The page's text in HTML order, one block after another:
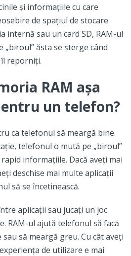
și informațiile cu care
de spațiul de stocare
internă sau un card SD, RAM-ul
„biroul” ăsta se șterge când
reporniți.
RAM așa
un telefon?
ca telefonul să meargă bine.
telefonul o mută pe „biroul”
informațiile. Dacă aveți mai
deschise mai multe aplicații
să se încetinească.
aplicații sau jucați un joc
RAM-ul ajută telefonul să facă
să meargă greu. Cu cât aveți
de utilizare e mai